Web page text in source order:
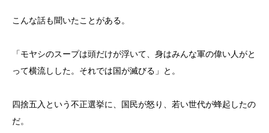
こんな話も聞いたことがある。
「モヤシのスープは頭だけが浮いて、身はみんな軍の偉い人がと
って横流しした。それでは国が滅びる」と。
四捨五入という不正選挙に、国民が怒り、若い世代が蜂起したの
だ。